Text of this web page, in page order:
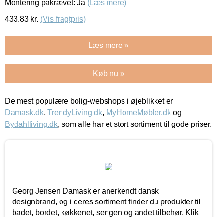
Montering påkrævet: Ja (Læs mere)
433.83 kr. (Vis fragtpris)
Læs mere »
Køb nu »
De mest populære bolig-webshops i øjeblikket er
Damask.dk, TrendyLiving.dk, MyHomeMøbler.dk og
Bydahlliving.dk, som alle har et stort sortiment til gode priser.
Georg Jensen Damask er anerkendt dansk
designbrand, og i deres sortiment finder du produkter til
badet, bordet, køkkenet, sengen og andet tilbehør. Klik